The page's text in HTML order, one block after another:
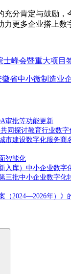
分肯定与鼓励，
更多企业搭上数
士峰会暨重大项目
省中小微制造业
审批等功能更新
同探讨教育行业数字
市建设数字化服务商
智能化
入库）中小企业数字
三批中小企业数字化
（2024—2026年）》